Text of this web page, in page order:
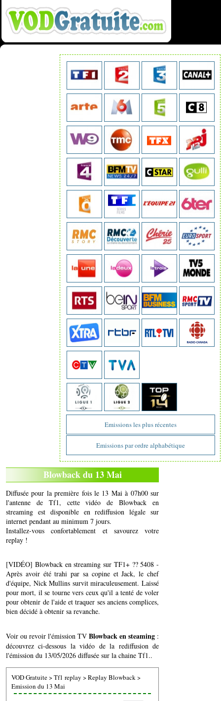
Emissions les plus récentes
Emissions par ordre alphabétique
Blowback du 13 Mai
Diffusée pour la première fois le 13 Mai à 07h00 sur
l'antenne de Tf1, cette vidéo de Blowback en
streaming est disponible en rediffusion légale sur
internet pendant au minimum 7 jours.
Installez-vous confortablement et savourez votre
replay !
[VIDÉO] Blowback en streaming sur TF1+ ?? 5408 -
Après avoir été trahi par sa copine et Jack, le chef
d'équipe, Nick Mullins survit miraculeusement. Laissé
pour mort, il se tourne vers ceux qu'il a tenté de voler
pour obtenir de l'aide et traquer ses anciens complices,
bien décidé à obtenir sa revanche.
Voir ou revoir l'émission TV Blowback en steaming :
découvrez ci-dessous la vidéo de la rediffusion de
l'émission du 13/05/2026 diffusée sur la chaine Tf1..
VOD Gratuite>Tf1 replay >Replay Blowback>
Emission du 13 Mai